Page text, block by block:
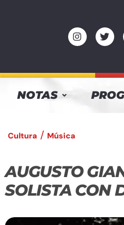
NOTAS
Cultura / Música
AUGUSTO
SOLISTA CON